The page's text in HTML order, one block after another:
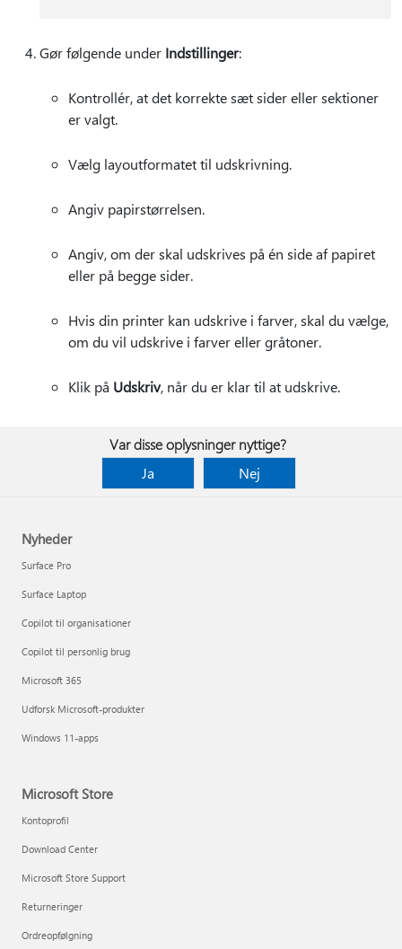
Gør følgende under Indstillinger:
Kontrollér, at det korrekte sæt sider eller sektioner
er valgt.
Vælg layoutformatet til udskrivning.
Angiv papirstørrelsen.
Angiv, om der skal udskrives på én side af papiret
eller på begge sider.
Hvis din printer kan udskrive i farver, skal du vælge,
om du vil udskrive i farver eller gråtoner.
Klik på Udskriv, når du er klar til at udskrive.
Var disse oplysninger nyttige?
Ja
Nej
Nyheder
Surface Pro
Surface Laptop
Copilot til organisationer
Copilot til personlig brug
Microsoft 365
Udforsk Microsoft-produkter
Windows 11-apps
Microsoft Store
Kontoprofil
Download Center
Microsoft Store Support
Returneringer
Ordreopfølgning